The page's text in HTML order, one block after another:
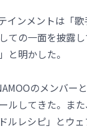
インメントは「
ての一面を披露
と明かした。
のメンバー
ルしてきた。ま
ルレシピ」とウ